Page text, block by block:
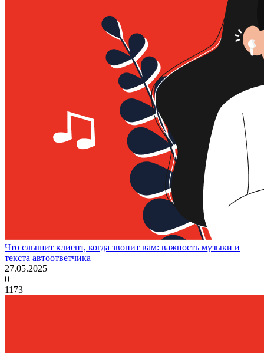
Что слышит клиент, когда звонит вам: важность музыки и
текста автоответчика
27.05.2025
0
1173